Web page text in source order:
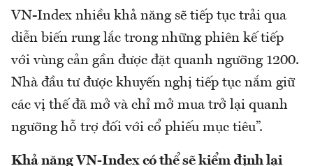
VN-Index nhiều khả năng sẽ tiếp tục trải qua
diễn biến rung lắc trong những phiên kế tiếp
với vùng cản gần được đặt quanh ngưỡng 1200.
Nhà đầu tư được khuyến nghị tiếp tục nắm giữ
các vị thế đã mở và chỉ mở mua trở lại quanh
ngưỡng hỗ trợ đối với cổ phiếu mục tiêu”.
Khả năng VN-Index có thể sẽ kiểm định lại